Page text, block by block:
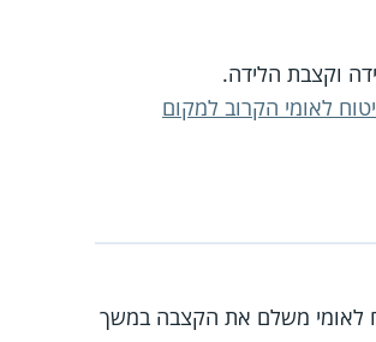
וקצבת הלידה.
לאומי הקרוב למקום
המוסד לביטוח לאומי משלם את הקצבה במשך